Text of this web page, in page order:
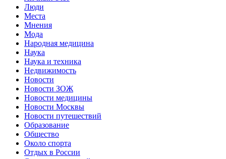
Люди
Места
Мнения
Мода
Народная медицина
Наука
Наука и техника
Недвижимость
Новости
Новости ЗОЖ
Новости медицины
Новости Москвы
Новости путешествий
Образование
Общество
Около спорта
Отдых в России